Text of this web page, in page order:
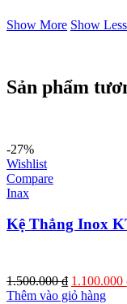
Show More Show Less
Sản phẩm
-27%
Wishlist
Compare
Inax
Kệ Thẳng Inox
1.500.000₫ Giá
gốc
1.100.000
Thêm vào giỏ hàng